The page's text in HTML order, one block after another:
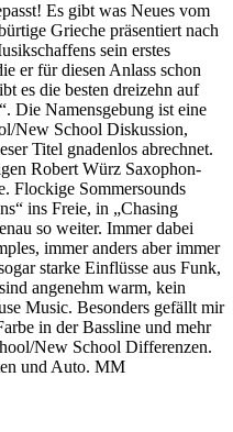
Es gibt was Neues vom
Grieche präsentiert nach
sein erstes
er für diesen Anlass schon
es die besten dreizehn auf
Die Namensgebung ist eine
New School Diskussion,
Titel gnadenlos abrechnet.
Robert Würz Saxophon-
Flockige Sommersounds
ins Freie, in „Chasing
so weiter. Immer dabei
immer anders aber immer
starke Einflüsse aus Funk,
angenehm warm, kein
Music. Besonders gefällt mir
in der Bassline und mehr
New School Differenzen.
und Auto. MM